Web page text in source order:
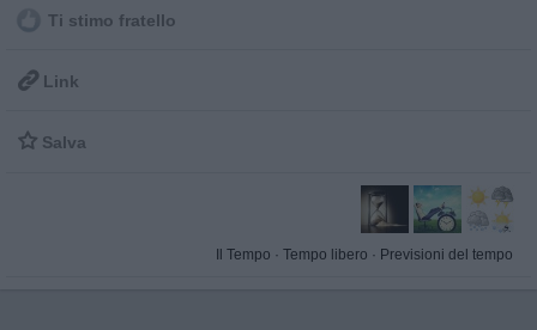
Ti stimo fratello
 Link
 Salva
Il Tempo · Tempo libero · Previsioni del tempo